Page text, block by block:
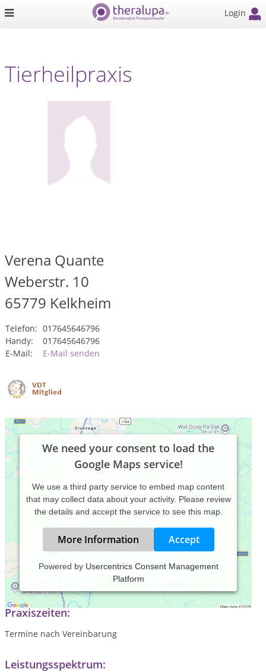
Login
Tierheilpraxis
Verena Quante
Weberstr. 10
65779 Kelkheim
Telefon: 017645646796
Handy:
017645646796
E-Mail:
E-Mail senden
We need your consent to load the
Google Maps service!
We use a third party service to embed map content
that may collect data about your activity. Please review
the details and accept the service to see this map.
More Information Accept
Powered by Usercentrics Consent Management
Platform
mobile Tierheilpraxis für Hunde, Pferde und Katzen
Praxiszeiten:
Termine nach Vereinbarung
Leistungsspektrum: